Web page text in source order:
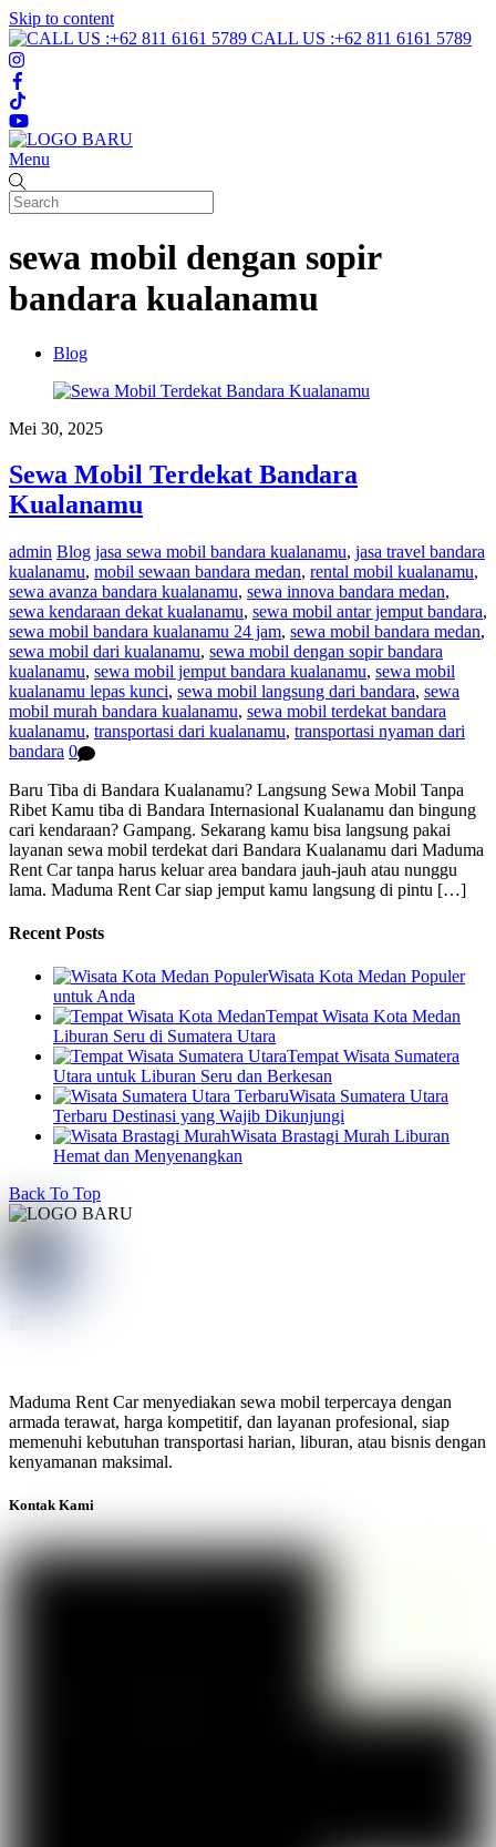
Skip to content
CALL US :+62 811 6161 5789
Menu
sewa mobil dengan sopir
bandara kualanamu
Blog
Mei 30, 2025
Sewa Mobil Terdekat Bandara
Kualanamu
admin Blog jasa sewa mobil bandara kualanamu, jasa travel bandara
kualanamu, mobil sewaan bandara medan, rental mobil kualanamu,
sewa avanza bandara kualanamu, sewa innova bandara medan,
sewa kendaraan dekat kualanamu, sewa mobil antar jemput bandara,
sewa mobil bandara kualanamu 24 jam, sewa mobil bandara medan,
sewa mobil dari kualanamu, sewa mobil dengan sopir bandara
kualanamu, sewa mobil jemput bandara kualanamu, sewa mobil
kualanamu lepas kunci, sewa mobil langsung dari bandara, sewa
mobil murah bandara kualanamu, sewa mobil terdekat bandara
kualanamu, transportasi dari kualanamu, transportasi nyaman dari
bandara 0
Baru Tiba di Bandara Kualanamu? Langsung Sewa Mobil Tanpa
Ribet Kamu tiba di Bandara Internasional Kualanamu dan bingung
cari kendaraan? Gampang. Sekarang kamu bisa langsung pakai
layanan sewa mobil terdekat dari Bandara Kualanamu dari Maduma
Rent Car tanpa harus keluar area bandara jauh-jauh atau nunggu
lama. Maduma Rent Car siap jemput kamu langsung di pintu […]
Recent Posts
Wisata Kota Medan Populer
untuk Anda
Tempat Wisata Kota Medan
Liburan Seru di Sumatera Utara
Tempat Wisata Sumatera
Utara untuk Liburan Seru dan Berkesan
Wisata Sumatera Utara
Terbaru Destinasi yang Wajib Dikunjungi
Wisata Brastagi Murah Liburan
Hemat dan Menyenangkan
Back To Top
Maduma Rent Car menyediakan sewa mobil terpercaya dengan
armada terawat, harga kompetitif, dan layanan profesional, siap
memenuhi kebutuhan transportasi harian, liburan, atau bisnis dengan
kenyamanan maksimal.
Kontak Kami